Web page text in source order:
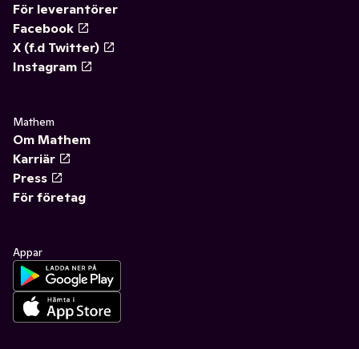
För leverantörer
Facebook
X (f.d Twitter)
Instagram
Mathem
Om Mathem
Karriär
Press
För företag
Appar